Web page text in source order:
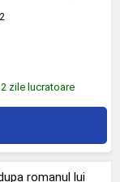
zile lucratoare